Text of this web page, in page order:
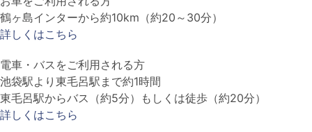
鶴ヶ島インターから約10km（約20～30分）
詳しくはこちら
電車・バスをご利用される方
池袋駅より東毛呂駅まで約1時間
東毛呂駅からバス（約5分）もしくは徒歩（約20分）
詳しくはこちら